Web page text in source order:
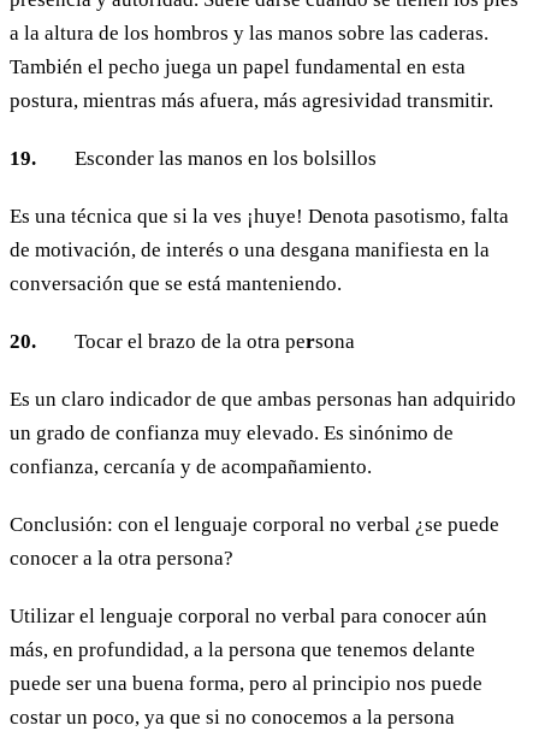
a la altura de los hombros y las manos sobre las caderas.
También el pecho juega un papel fundamental en esta
postura, mientras más afuera, más agresividad transmitir.
19. Esconder las manos en los bolsillos
Es una técnica que si la ves ¡huye! Denota pasotismo, falta
de motivación, de interés o una desgana manifiesta en la
conversación que se está manteniendo.
20. Tocar el brazo de la otra persona
Es un claro indicador de que ambas personas han adquirido
un grado de confianza muy elevado. Es sinónimo de
confianza, cercanía y de acompañamiento.
Conclusión: con el lenguaje corporal no verbal ¿se puede
conocer a la otra persona?
Utilizar el lenguaje corporal no verbal para conocer aún
más, en profundidad, a la persona que tenemos delante
puede ser una buena forma, pero al principio nos puede
costar un poco, ya que si no conocemos a la persona